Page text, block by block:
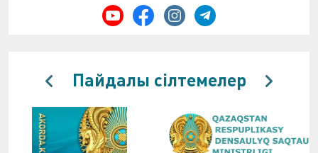
Пайдалы сілтемелер